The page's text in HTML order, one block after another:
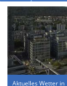
Aktuelles Wetter in